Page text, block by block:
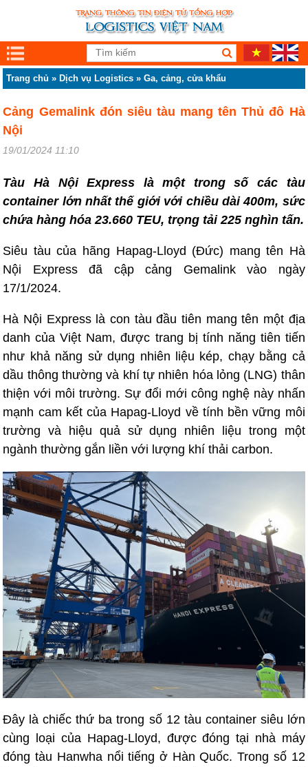
Trang chủ » Dịch vụ Logistics »Ga, cảng, cửa khẩu
Cảng Gemalink đón siêu tàu mang tên Thủ đô Hà
Nội
19/01/2024 11:10
Tàu Hà Nội Express là một trong số các tàu
container lớn nhất thế giới với chiều dài 400m, sức
chứa hàng hóa 23.660 TEU, trọng tải 225 nghìn tấn.
Siêu tàu của hãng Hapag-Lloyd (Đức) mang tên Hà
Nội Express đã cập cảng Gemalink vào ngày
17/1/2024.
Hà Nội Express là con tàu đầu tiên mang tên một địa
danh của Việt Nam, được trang bị tính năng tiên tiến
như khả năng sử dụng nhiên liệu kép, chạy bằng cả
dầu thông thường và khí tự nhiên hóa lỏng (LNG) thân
thiện với môi trường. Sự đổi mới công nghệ này nhấn
mạnh cam kết của Hapag-Lloyd về tính bền vững môi
trường và hiệu quả sử dụng nhiên liệu trong một
ngành thường gắn liền với lượng khí thải carbon.
Đây là chiếc thứ ba trong số 12 tàu container siêu lớn
cùng loại của Hapag-Lloyd, được đóng tại nhà máy
đóng tàu Hanwha nổi tiếng ở Hàn Quốc. Trong số 12